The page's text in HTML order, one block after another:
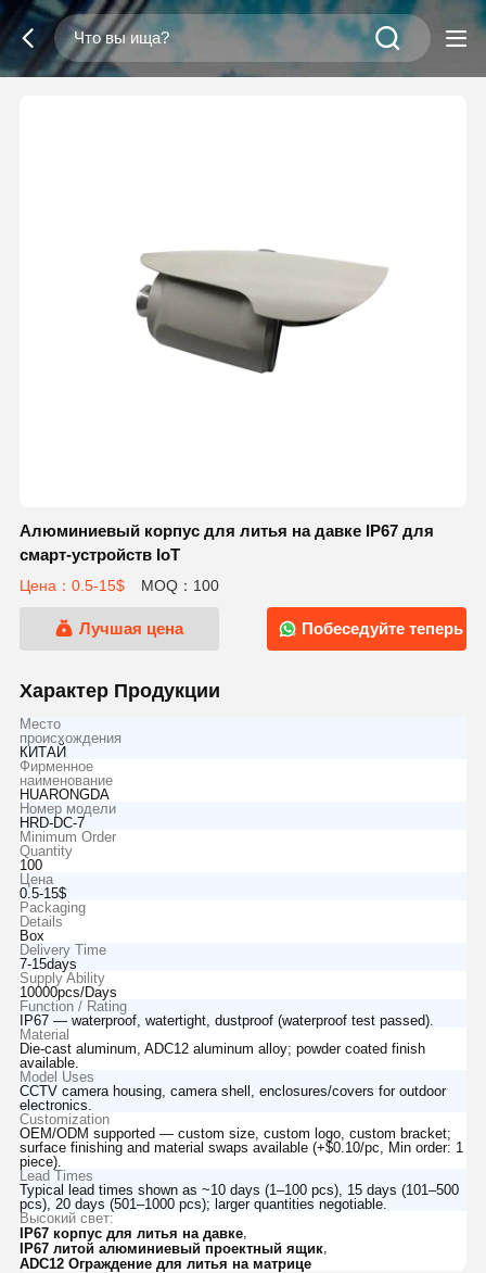
Алюминиевый корпус для литья на давке IP67 для
смарт-устройств IoT
Цена：0.5-15$ MOQ：100
Лучшая цена Побеседуйте теперь
Характер Продукции
Место
происхождения
КИТАЙ
Фирменное
наименование
HUARONGDA
Номер модели
HRD-DC-7
Minimum Order
Quantity
100
Цена
0.5-15$
Packaging
Details
Box
Delivery Time
7-15days
Supply Ability
10000pcs/Days
Function / Rating
IP67 — waterproof, watertight, dustproof (waterproof test passed).
Material
Die-cast aluminum, ADC12 aluminum alloy; powder coated finish
available.
Model Uses
CCTV camera housing, camera shell, enclosures/covers for outdoor
electronics.
Customization
OEM/ODM supported — custom size, custom logo, custom bracket;
surface finishing and material swaps available (+$0.10/pc, Min order: 1
piece).
Lead Times
Typical lead times shown as ~10 days (1–100 pcs), 15 days (101–500
pcs), 20 days (501–1000 pcs); larger quantities negotiable.
Высокий свет:
IP67 корпус для литья на давке,
IP67 литой алюминиевый проектный ящик,
ADC12 Ограждение для литья на матрице